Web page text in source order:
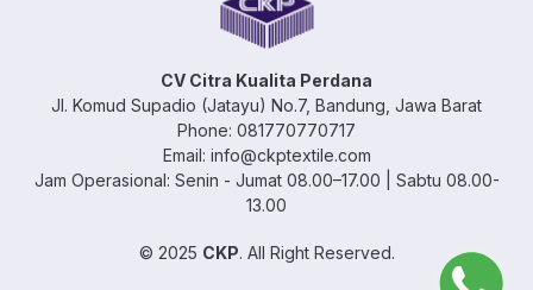
CV Citra Kualita Perdana
Jl. Komud Supadio (Jatayu) No.7, Bandung, Jawa Barat
Phone: 081770770717
Email: info@ckptextile.com
Jam Operasional: Senin - Jumat 08.00–17.00 | Sabtu 08.00-
13.00
© 2025 CKP. All Right Reserved.